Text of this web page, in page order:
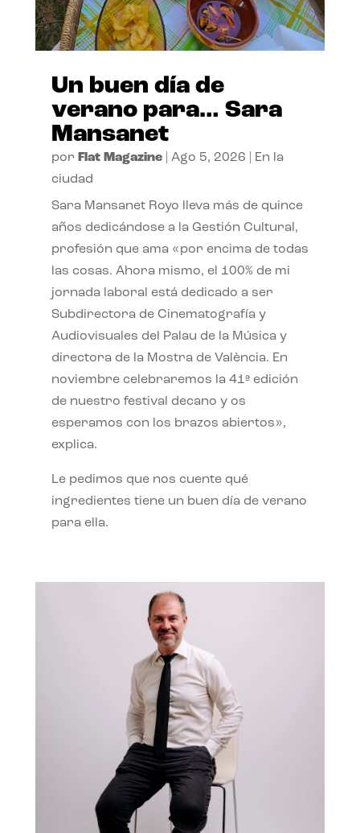
Un buen día de
verano para… Sara
Mansanet
por Flat Magazine| Ago 5, 2026
En la
ciudad
Sara Mansanet Royo lleva más de quince
años dedicándose a la Gestión Cultural,
profesión que ama «por encima de todas
las cosas. Ahora mismo, el 100% de mi
jornada laboral está dedicado a ser
Subdirectora de Cinematografía y
Audiovisuales del Palau de la Música y
directora de la Mostra de València. En
noviembre celebraremos la 41ª edición
de nuestro festival decano y os
esperamos con los brazos abiertos»,
explica.
Le pedimos que nos cuente qué
ingredientes tiene un buen día de verano
para ella.